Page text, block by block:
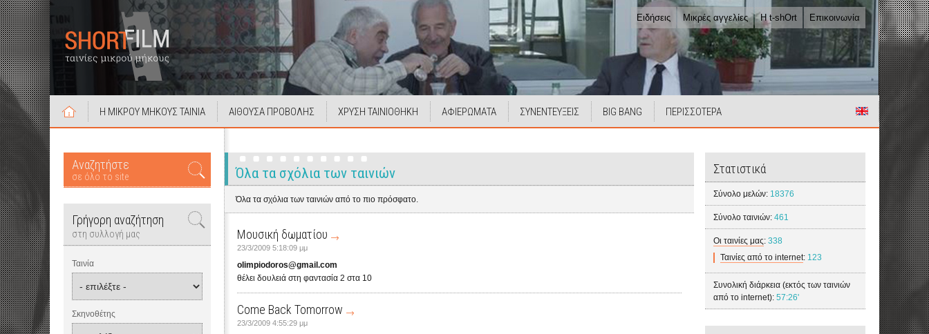
Ειδήσεις Μικρές αγγελίες Η t-shOrt Επικοινωνία
Η ΜΙΚΡΟΥ ΜΗΚΟΥΣ ΤΑΙΝΙΑ ΑΙΘΟΥΣΑ ΠΡΟΒΟΛΗΣ ΧΡΥΣΗ ΤΑΙΝΙΟΘΗΚΗ ΑΦΙΕΡΩΜΑΤΑ ΣΥΝΕΝΤΕΥΞΕΙΣ BIG BANG ΠΕΡΙΣΣΟΤΕΡΑ
Αναζητήστε
σε όλο το site
Γρήγορη αναζήτηση
στη συλλογή μας
Ταινία
Σκηνοθέτης
Όλα τα σχόλια των ταινιών
Όλα τα σχόλια των ταινιών από το πιο πρόσφατο.
Μουσική δωματίου
23/3/2009 5:18:09 μμ
olimpiodoros@gmail.com
θέλει δουλειά στη φαντασία 2 στα 10
Come Back Tomorrow
23/3/2009 4:55:29 μμ
Στατιστικά
Σύνολο μελών: 18376
Σύνολο ταινιών:461
Οι ταινίες μας:338
Ταινίες από το internet: 123
Συνολική διάρκεια (εκτός των ταινιών
από το internet):57:26'